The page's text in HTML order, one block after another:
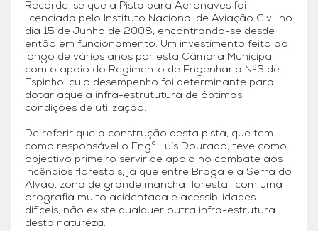
Recorde-se que a Pista para Aeronaves foi
licenciada pelo Instituto Nacional de Aviação Civil no
dia 15 de Junho de 2008, encontrando-se desde
então em funcionamento. Um investimento feito ao
longo de vários anos por esta Câmara Municipal,
com o apoio do Regimento de Engenharia Nº3 de
Espinho, cujo desempenho foi determinante para
dotar aquela infra-estrututura de óptimas
condições de utilização.
De referir que a construção desta pista, que tem
como responsável o Engº Luís Dourado, teve como
objectivo primeiro servir de apoio no combate aos
incêndios florestais, já que entre Braga e a Serra do
Alvão, zona de grande mancha florestal, com uma
orografia muito acidentada e acessibilidades
difíceis, não existe qualquer outra infra-estrutura
desta natureza.